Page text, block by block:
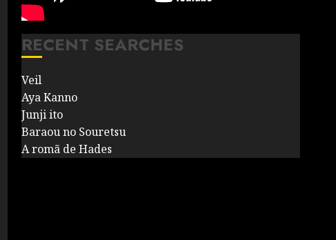
RECENT SEARCHES
Veil
Aya Kanno
Junji ito
Baraou no Souretsu
A romã de Hades